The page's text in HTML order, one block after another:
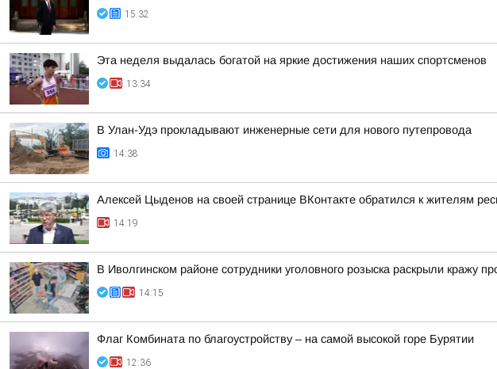
15:32
Эта неделя выдалась богатой на яркие достижения наших спортсменов
13:34
В Улан-Удэ прокладывают инженерные сети для нового путепровода
14:38
Алексей Цыденов на своей странице ВКонтакте обратился к жителям
14:19
В Иволгинском районе сотрудники уголовного розыска раскрыли кражу
14:15
Флаг Комбината по благоустройству – на самой высокой горе Бурятии
12:36